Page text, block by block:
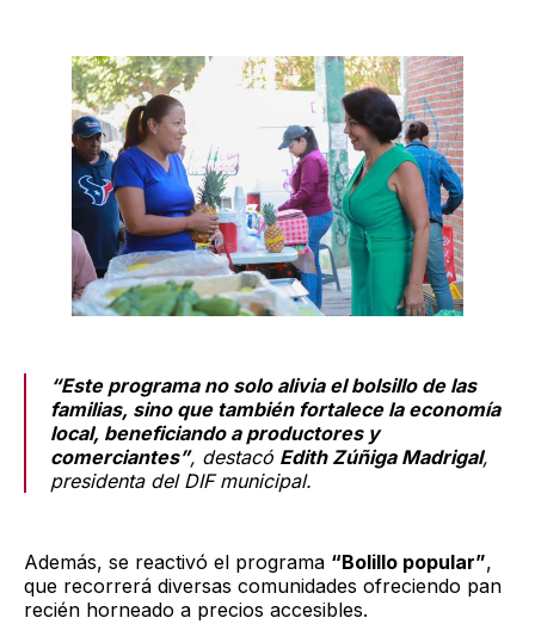
“Este programa no solo alivia el bolsillo de las
familias, sino que también fortalece la economía
local, beneficiando a productores y
comerciantes”, destacó Edith Zúñiga Madrigal,
presidenta del DIF municipal.
Además, se reactivó el programa “Bolillo popular”,
que recorrerá diversas comunidades ofreciendo pan
recién horneado a precios accesibles.